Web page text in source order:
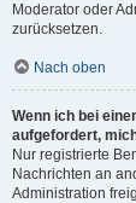
Moderator oder
zurücksetzen.
Nach oben
Wenn ich bei
aufgefordert,
Nur registrierte
Nachrichten an
Administration